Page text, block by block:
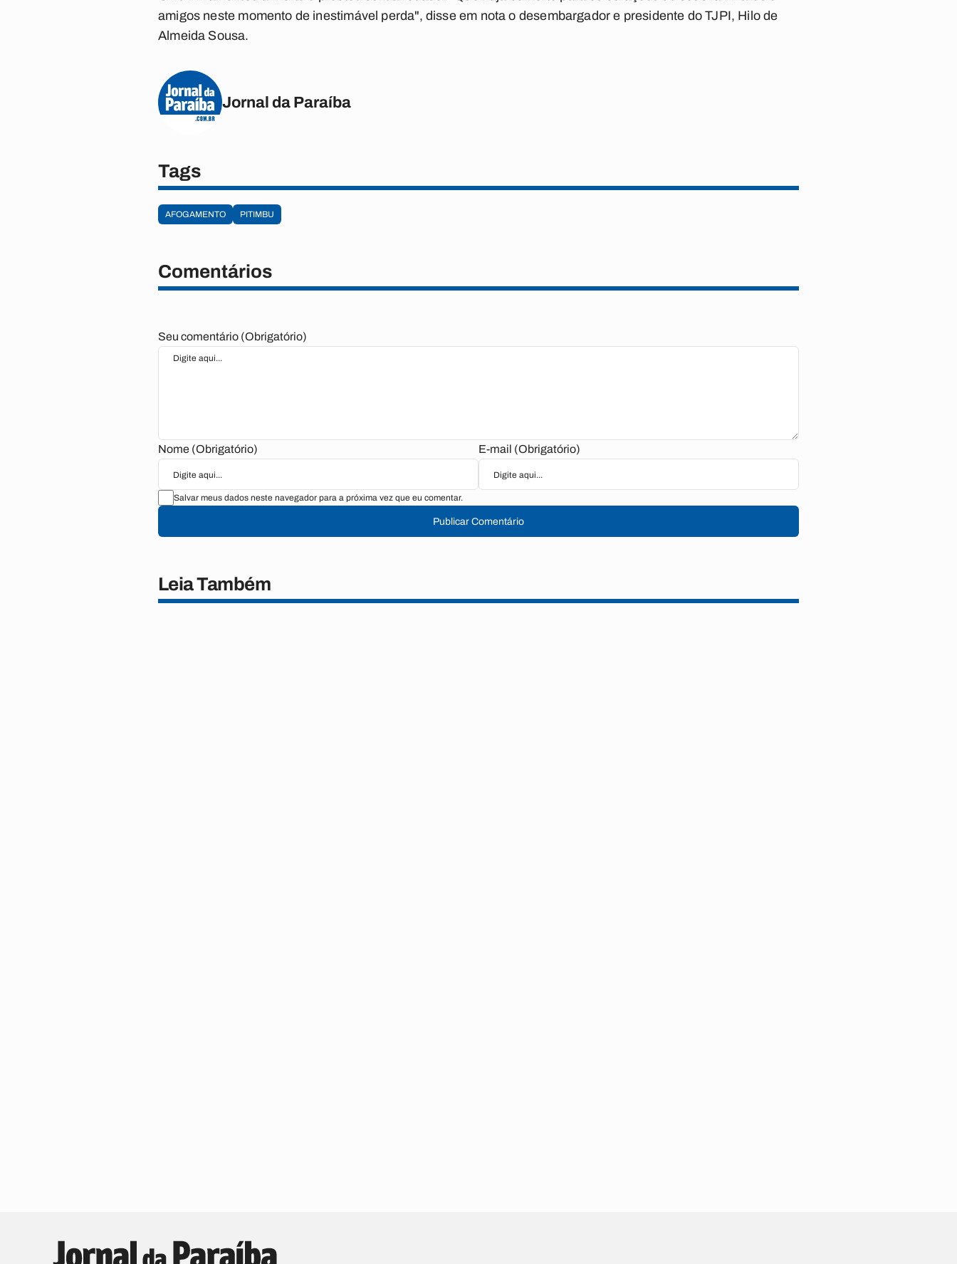
amigos neste momento de inestimável perda", disse em nota o desembargador e presidente do TJPI, Hilo de
Almeida Sousa.
Jornal da Paraíba
Tags
AFOGAMENTO PITIMBU
Comentários
Seu comentário (Obrigatório)
Nome (Obrigatório) E-mail (Obrigatório)
Salvar meus dados neste navegador para a próxima vez que eu comentar.
Publicar Comentário
Leia Também